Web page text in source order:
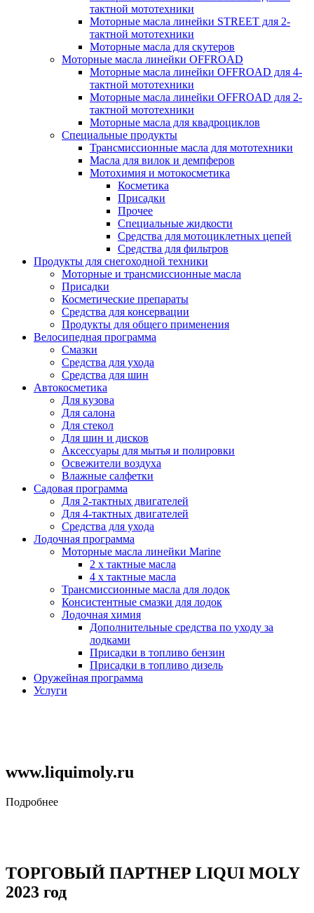
тактной мототехники
Моторные масла линейки STREET для 2-
тактной мототехники
Моторные масла для скутеров
Моторные масла линейки OFFROAD
Моторные масла линейки OFFROAD для 4-
тактной мототехники
Моторные масла линейки OFFROAD для 2-
тактной мототехники
Моторные масла для квадроциклов
Специальные продукты
Трансмиссионные масла для мототехники
Масла для вилок и демпферов
Мотохимия и мотокосметика
Косметика
Присадки
Прочее
Специальные жидкости
Средства для мотоциклетных цепей
Средства для фильтров
Продукты для снегоходной техники
Моторные и трансмиссионные масла
Присадки
Косметические препараты
Средства для консервации
Продукты для общего применения
Велосипедная программа
Смазки
Средства для ухода
Средства для шин
Автокосметика
Для кузова
Для салона
Для стекол
Для шин и дисков
Аксессуары для мытья и полировки
Освежители воздуха
Влажные салфетки
Садовая программа
Для 2-тактных двигателей
Для 4-тактных двигателей
Средства для ухода
Лодочная программа
Моторные масла линейки Marine
2 х тактные масла
4 х тактные масла
Трансмиссионные масла для лодок
Консистентные смазки для лодок
Лодочная химия
Дополнительные средства по уходу за
лодками
Присадки в топливо бензин
Присадки в топливо дизель
Оружейная программа
Услуги
www.liquimoly.ru
Подробнее
ТОРГОВЫЙ ПАРТНЕР LIQUI MOLY
2023 год